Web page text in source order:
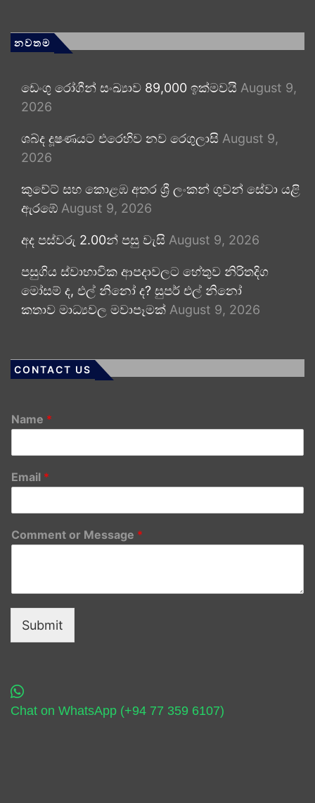
නවතම
ඩෙංගු රෝගීන් සංඛ්‍යාව 89,000 ඉක්මවයි August 9,
2026
ශබ්ද දූෂණයට එරෙහිව නව රෙගුලාසි August 9,
2026
කුවේට් සහ කොළඹ අතර ශ්‍රී ලංකන් ගුවන් සේවා යළි
ඇරඹේ August 9, 2026
අද පස්වරු 2.00න් පසු වැසි August 9, 2026
පසුගිය ස්වාභාවික ආපදාවලට හේතුව නිරිතදිග
මෝසම් ද, එල් නිනෝ ද? සුපර් එල් නිනෝ
කතාව මාධ්‍යවල මවාපෑමක් August 9, 2026
CONTACT US
Name *
Email *
Comment or Message *
Submit
Chat on WhatsApp (+94 77 359 6107)